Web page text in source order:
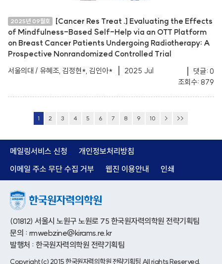
2025년 09월호
[Cancer Res Treat .] Evaluating the Effects
of Mindfulness-Based Self-Help via an OTT Platform
on Breast Cancer Patients Undergoing Radiotherapy: A
Prospective Nonrandomized Controlled Trial
서울의대 / 유혜조, 김정현*, 김인아*
2025 Jul
댓글: 0
조회수: 879
1 2 3 4 5 6 7 8 9 10 > >>
메일링서비스 신청
개인정보처리방침
이메일 주소 무단 수집 거부
웹진 이용안내 인쇄
(01812) 서울시 노원구 노원로 75 한국원자력의학원 전략기획팀
문의 : rmwebzine@kirams.re.kr
발행처 : 한국원자력의학원 전략기획팀
Copyright(c) 2015 한국원자력의학원 전략기획팀 All rights Reserved.